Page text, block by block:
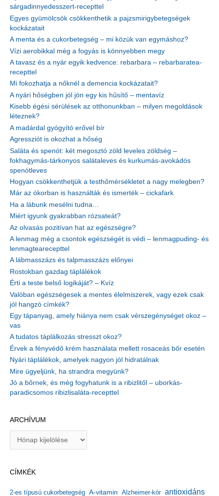
sárgadinnyedesszert-recepttel
Egyes gyümölcsök csökkenthetik a pajzsmirigybetegségek
kockázatait
A menta és a cukorbetegség – mi közük van egymáshoz?
Vízi aerobikkal még a fogyás is könnyebben megy
A tavasz és a nyár egyik kedvence: rebarbara – rebarbaratea-
recepttel
Mi fokozhatja a nőknél a demencia kockázatait?
A nyári hőségben jól jön egy kis hűsítő – mentavíz
Kisebb égési sérülések az otthonunkban – milyen megoldások
léteznek?
A madárdal gyógyító erővel bír
Agressziót is okozhat a hőség
Saláta és spenót: két megosztó zöld leveles zöldség –
fokhagymás-tárkonyos salátaleves és kurkumás-avokádós
spenótleves
Hogyan csökkenthetjük a testhőmérsékletet a nagy melegben?
Már az ókorban is használták és ismerték – cickafark
Ha a lábunk mesélni tudna…
Miért igyunk gyakrabban rózsateát?
Az olvasás pozitívan hat az egészségre?
A lenmag még a csontok egészségét is védi – lenmagpuding- és
lenmagtearecepttel
A lábmasszázs és talpmasszázs előnyei
Rostokban gazdag táplálékok
Érti a teste belső logikáját? – Kvíz
Valóban egészségesek a mentes élelmiszerek, vagy ezek csak
jól hangzó címkék?
Egy tápanyag, amely hiánya nem csak vérszegénységet okoz –
vas
A tudatos táplálkozás stresszt okoz?
Érvek a fényvédő krém használata mellett rosaceás bőr esetén
Nyári táplálékok, amelyek nagyon jól hidratálnak
Mire ügyeljünk, ha strandra megyünk?
Jó a bőrnek, és még fogyhatunk is a ribizlitől – uborkás-
paradicsomos ribizlisaláta-recepttel
ARCHÍVUM
í
u
CÍMKÉK
2-es típusú cukorbetegség A-vitamin Alzheimer-kór antioxidáns